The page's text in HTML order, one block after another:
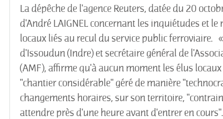
La dépêche de l'agence Reuters, datée du 20
d'André LAIGNEL concernant les inquiétudes et
locaux liés au recul du service public ferroviaire.
d'Issoudun (Indre) et secrétaire général de
(AMF), affirme qu'à aucun moment les élus
"chantier considérable" géré de manière
changements horaires, sur son territoire,
attendre près d'une heure avant d'entrer en